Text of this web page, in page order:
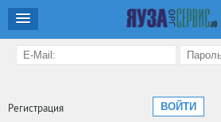
Регистрация